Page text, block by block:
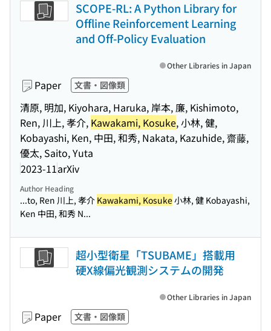
SCOPE-RL: A Python Library for
Offline Reinforcement Learning
and Off-Policy Evaluation
Paper 文書・図像類
清原, 明加, Kiyohara, Haruka, 岸本, 廉, Kishimoto,
Ren, 川上, 孝介, Kawakami, Kosuke, 小林, 健,
Kobayashi, Ken, 中田, 和秀, Nakata, Kazuhide, 齋藤,
優太, Saito, Yuta
2023-11arXiv
Other Libraries in Japan
Author Heading
...to, Ren 川上, 孝介 Kawakami, Kosuke小林, 健 Kobayashi,
Ken 中田, 和秀 N...
超小型衛星「TSUBAME」搭載用
硬X線偏光観測システムの開発
Paper 文書・図像類
Other Libraries in Japan